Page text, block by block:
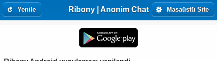
Ribony | Anonim Chat
Yenile Masaüstü Site